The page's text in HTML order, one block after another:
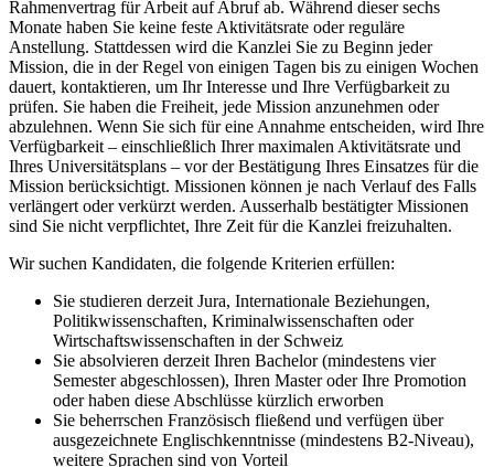
Rahmenvertrag für Arbeit auf Abruf ab. Während dieser sechs
Monate haben Sie keine feste Aktivitätsrate oder reguläre
Anstellung. Stattdessen wird die Kanzlei Sie zu Beginn jeder
Mission, die in der Regel von einigen Tagen bis zu einigen Wochen
dauert, kontaktieren, um Ihr Interesse und Ihre Verfügbarkeit zu
prüfen. Sie haben die Freiheit, jede Mission anzunehmen oder
abzulehnen. Wenn Sie sich für eine Annahme entscheiden, wird Ihre
Verfügbarkeit – einschließlich Ihrer maximalen Aktivitätsrate und
Ihres Universitätsplans – vor der Bestätigung Ihres Einsatzes für die
Mission berücksichtigt. Missionen können je nach Verlauf des Falls
verlängert oder verkürzt werden. Ausserhalb bestätigter Missionen
sind Sie nicht verpflichtet, Ihre Zeit für die Kanzlei freizuhalten.
Wir suchen Kandidaten, die folgende Kriterien erfüllen:
Sie studieren derzeit Jura, Internationale Beziehungen,
Politikwissenschaften, Kriminalwissenschaften oder
Wirtschaftswissenschaften in der Schweiz
Sie absolvieren derzeit Ihren Bachelor (mindestens vier
Semester abgeschlossen), Ihren Master oder Ihre Promotion
oder haben diese Abschlüsse kürzlich erworben
Sie beherrschen Französisch fließend und verfügen über
ausgezeichnete Englischkenntnisse (mindestens B2-Niveau),
weitere Sprachen sind von Vorteil